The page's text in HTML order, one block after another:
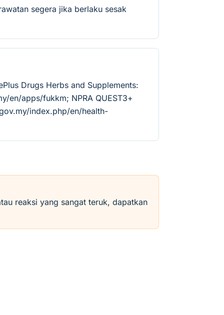
segera jika berlaku sesak
Drugs Herbs and Supplements:
en/apps/fukkm; NPRA QUEST3+
index.php/en/health-
reaksi yang sangat teruk, dapatkan